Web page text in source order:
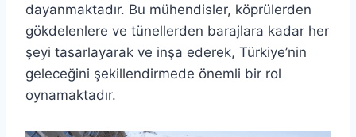
dayanmaktadır. Bu mühendisler, köprülerden
gökdelenlere ve tünellerden barajlara kadar her
şeyi tasarlayarak ve inşa ederek, Türkiye’nin
geleceğini şekillendirmede önemli bir rol
oynamaktadır.